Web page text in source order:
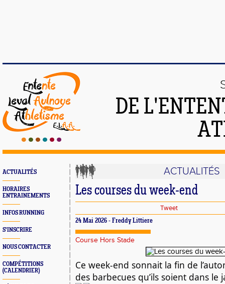
DE
ACTUALITÉS
HORAIRES
ENTRAINEMENTS
INFOS RUNNING
S'INSCRIRE
NOUS CONTACTER
COMPÉTITIONS
(CALENDRIER)
ACTUALITÉS
Les courses du week-end
Tweet
24 Mai 2026 - Freddy Littiere
Course Hors Stade
Ce week-end sonnait la fin de
des barbecues qu’ils soient dans